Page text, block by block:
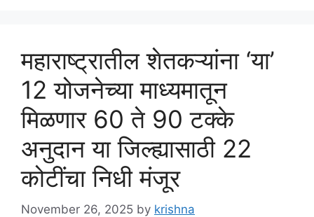
महाराष्ट्रातील शेतकऱ्यांना ‘या’
12 योजनेच्या माध्यमातून
मिळणार 60 ते 90 टक्के
अनुदान या जिल्ह्यासाठी 22
कोटींचा निधी मंजूर
November 26, 2025 by krishna